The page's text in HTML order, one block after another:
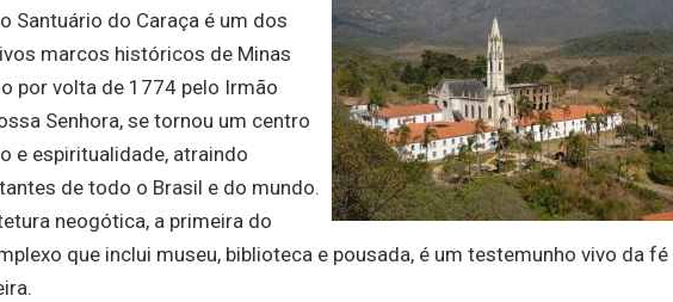
Santuário do Caraça é um dos
marcos históricos de Minas
por volta de 1774 pelo Irmão
Senhora, se tornou um centro
e espiritualidade, atraindo
de todo o Brasil e do mundo.
neogótica, a primeira do
que inclui museu, biblioteca e pousada, é um testemunho vivo da fé